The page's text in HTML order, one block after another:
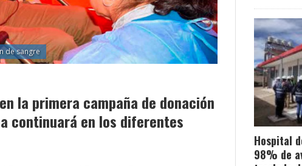
de sangre
la primera campaña de donación
continuará en los diferentes
Hospital
98% de